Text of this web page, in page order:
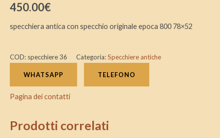
450.00€
specchiera antica con specchio originale epoca 800 78×52
COD: specchiere 36 Categoria:Specchiere antiche
WHATSAPP TELEFONO
Pagina dei contatti
Prodotti correlati